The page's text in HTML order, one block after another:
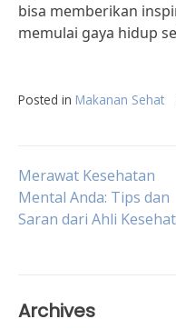
bisa memberikan
memulai gaya hidup
Posted in Makanan Sehat
Post
Merawat Kesehatan
Mental Anda: Tips dan
Saran dari Ahli
Archives